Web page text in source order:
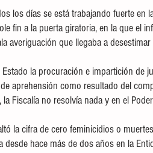
los días se está trabajando fuerte en
fin a la puerta giratoria, en la que el
averiguación que llegaba a
la procuración e impartición de
aprehensión como resultado del
Fiscalía no resolvía nada y en el
la cifra de cero feminicidios o
hace más de dos años en la